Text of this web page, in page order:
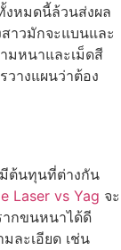
งหมดนี้ล้วนส่งผล
าวมักจะแบนและ
มหนาและเม็ดสี
วางแผนว่าต้อง
มีต้นทุนที่ต่างกัน
Laser vs Yag จะ
ากขนหนาได้ดี
ละเอียด เช่น